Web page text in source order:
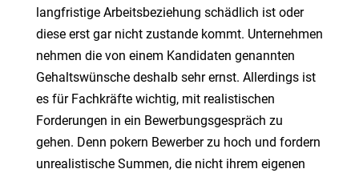
langfristige Arbeitsbeziehung schädlich ist oder
diese erst gar nicht zustande kommt. Unternehmen
nehmen die von einem Kandidaten genannten
Gehaltswünsche deshalb sehr ernst. Allerdings ist
es für Fachkräfte wichtig, mit realistischen
Forderungen in ein Bewerbungsgespräch zu
gehen. Denn pokern Bewerber zu hoch und fordern
unrealistische Summen, die nicht ihrem eigenen